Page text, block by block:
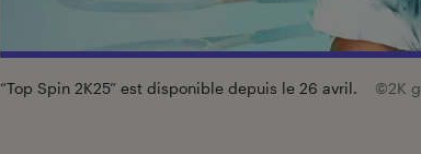
“Top Spin 2K25” est disponible depuis le 26 avril. ©2K